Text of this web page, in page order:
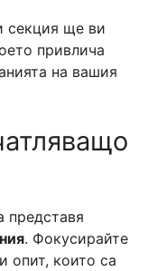
секция ще ви
привлича
на вашия
представя
. Фокусирайте
опит, които са